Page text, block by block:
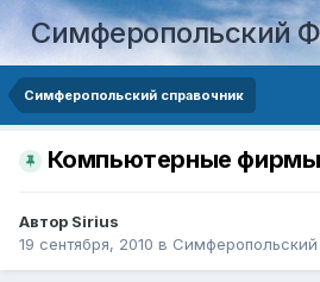
Симферопольский
Симферопольский справочник
Компьютерные
Автор Sirius
19 сентября, 2010 в Симферопольский